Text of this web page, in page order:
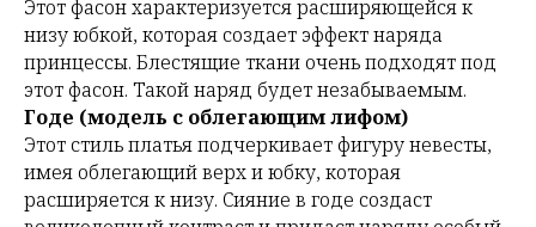
Этот фасон характеризуется расширяющейся к
низу юбкой, которая создает эффект наряда
принцессы. Блестящие ткани очень подходят под
этот фасон. Такой наряд будет незабываемым.
Годе (модель с облегающим лифом)
Этот стиль платья подчеркивает фигуру невесты,
имея облегающий верх и юбку, которая
расширяется к низу. Сияние в годе создаст